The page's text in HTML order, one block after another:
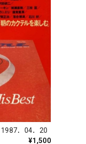
．04．20
¥1,500